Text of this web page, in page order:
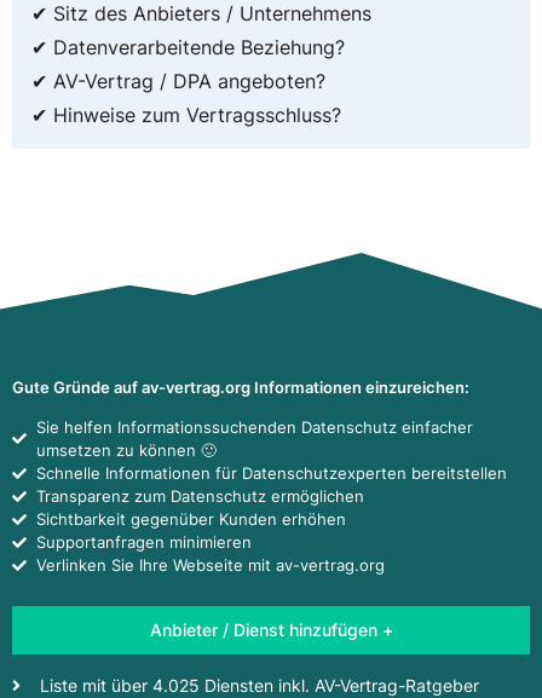
✔ Sitz des Anbieters / Unternehmens
✔ Datenverarbeitende Beziehung?
✔ AV-Vertrag / DPA angeboten?
✔ Hinweise zum Vertragsschluss?
Gute Gründe auf av-vertrag.org Informationen einzureichen:
Sie helfen Informationssuchenden Datenschutz einfacher
umsetzen zu können 🙂
Schnelle Informationen für Datenschutzexperten bereitstellen
Transparenz zum Datenschutz ermöglichen
Sichtbarkeit gegenüber Kunden erhöhen
Supportanfragen minimieren
Verlinken Sie Ihre Webseite mit av-vertrag.org
Anbieter / Dienst hinzufügen +
Liste mit über 4.025 Diensten inkl. AV-Vertrag-Ratgeber